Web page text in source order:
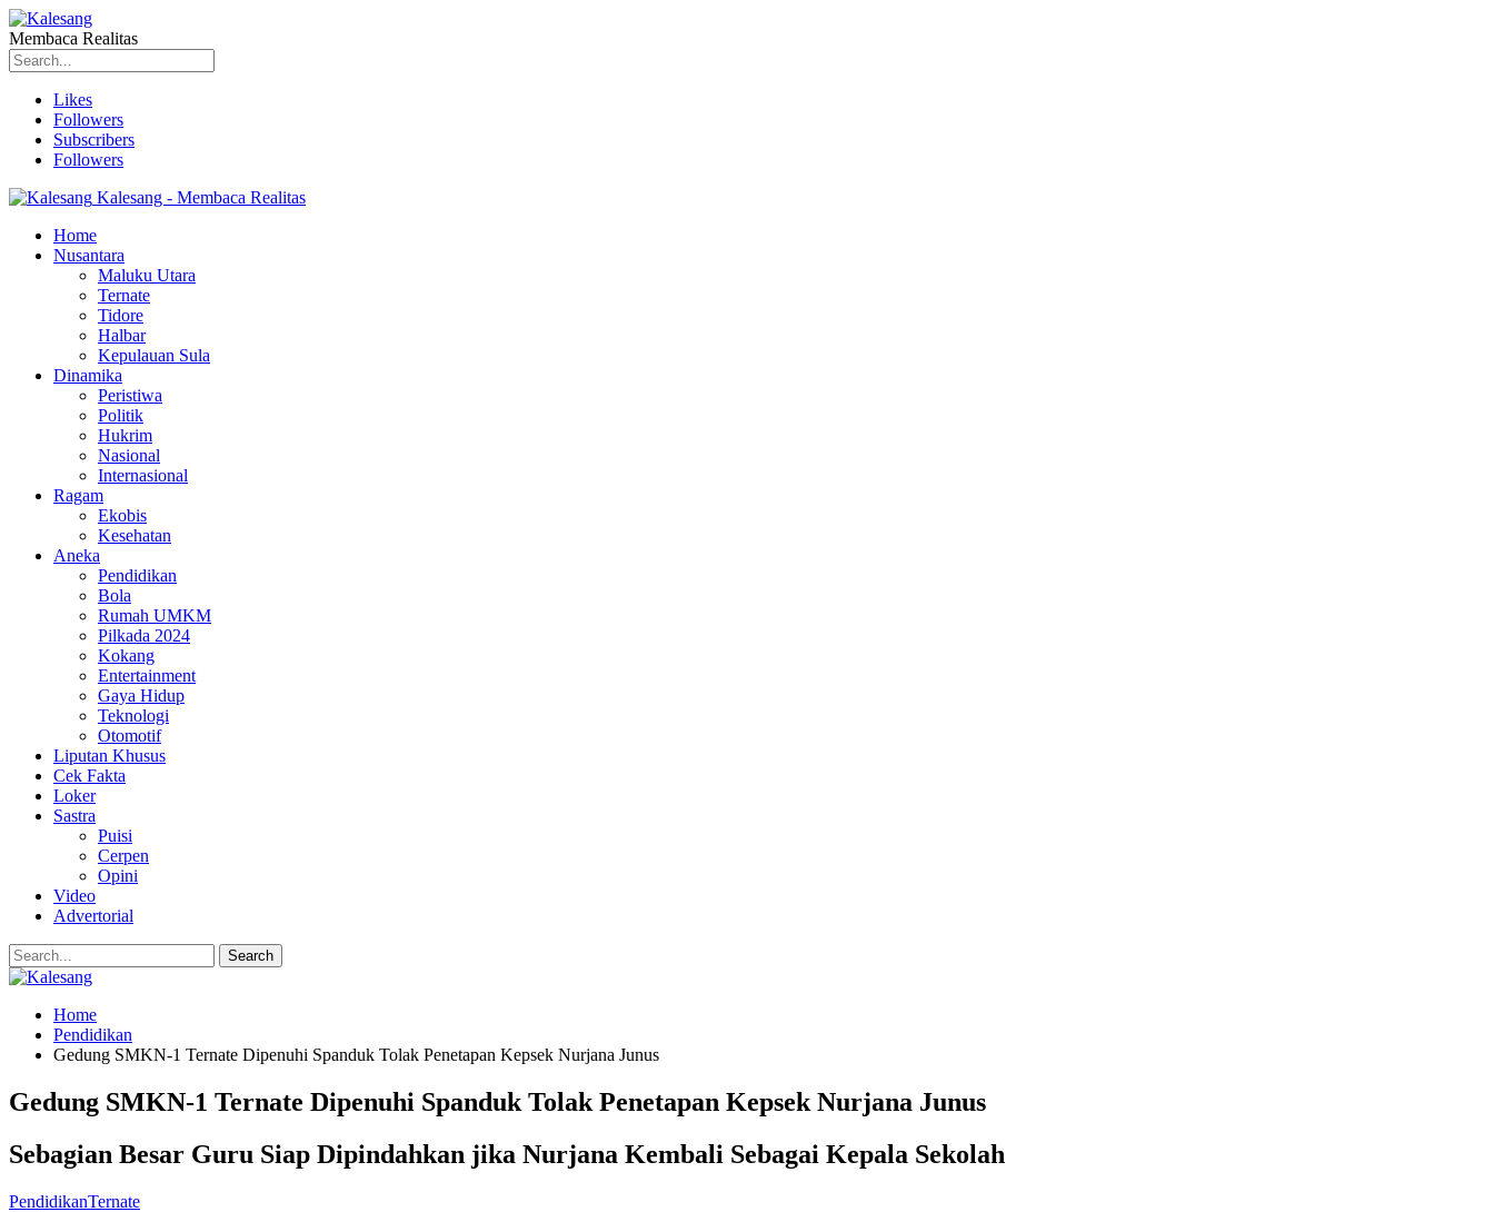
Membaca Realitas
Likes
Followers
Subscribers
Followers
Kalesang - Membaca Realitas
Home
Nusantara
Maluku Utara
Ternate
Tidore
Halbar
Kepulauan Sula
Dinamika
Peristiwa
Politik
Hukrim
Nasional
Internasional
Ragam
Ekobis
Kesehatan
Aneka
Pendidikan
Bola
Rumah UMKM
Pilkada 2024
Kokang
Entertainment
Gaya Hidup
Teknologi
Otomotif
Liputan Khusus
Cek Fakta
Loker
Sastra
Puisi
Cerpen
Opini
Video
Advertorial
Home
Pendidikan
Gedung SMKN-1 Ternate Dipenuhi Spanduk Tolak Penetapan Kepsek Nurjana Junus
Gedung SMKN-1 Ternate Dipenuhi Spanduk Tolak Penetapan Kepsek Nurjana Junus
Sebagian Besar Guru Siap Dipindahkan jika Nurjana Kembali Sebagai Kepala Sekolah
PendidikanTernate